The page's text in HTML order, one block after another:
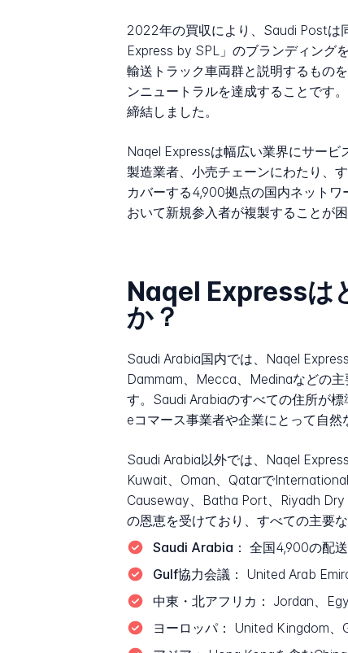
2022年の買収により、Saudi Postは
Express by SPL」のブランディング
輸送トラック車両群と説明するもの
ンニュートラルを達成することです
締結しました。
Naqel Expressは幅広い業界にサー
製造業者、小売チェーンにわたり、
カバーする4,900拠点の国内ネット
おいて新規参入者が複製することが
Naqel Expressは
か？
Saudi Arabia国内では、Naqel
Dammam、Mecca、Medinaなどの
す。Saudi Arabiaのすべての住所が
eコマース事業者や企業にとって自然
Saudi Arabia以外では、Naqel
Kuwait、Oman、Qatarで
Causeway、Batha Port、Riyadh
の恩恵を受けており、すべての主要
Saudi Arabia： 全国4,900の配
Gulf協力会議：
United Arab
中東・北アフリカ：
Jordan、
ヨーロッパ：
United Kingdom、